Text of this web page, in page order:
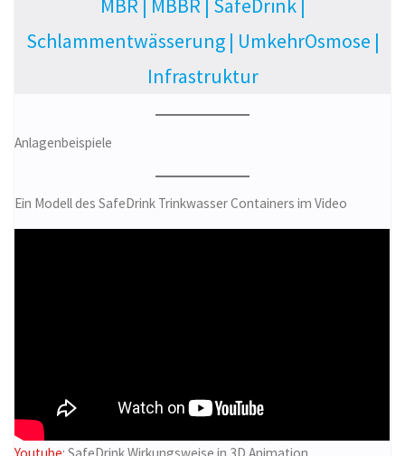
MBR | MBBR | SafeDrink|
Schlammentwässerung | UmkehrOsmose |
Infrastruktur
Anlagenbeispiele
Ein Modell des SafeDrink Trinkwasser Containers im Video